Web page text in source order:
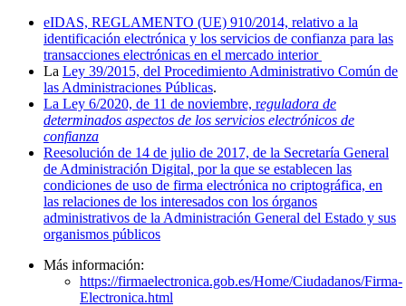
eIDAS, REGLAMENTO (UE) 910/2014, relativo a la
identificación electrónica y los servicios de confianza para las
transacciones electrónicas en el mercado interior
La Ley 39/2015, del Procedimiento Administrativo Común de
las Administraciones Públicas.
La Ley 6/2020, de 11 de noviembre, reguladora de
determinados aspectos de los servicios electrónicos de
confianza
Reesolución de 14 de julio de 2017, de la Secretaría General
de Administración Digital, por la que se establecen las
condiciones de uso de firma electrónica no criptográfica, en
las relaciones de los interesados con los órganos
administrativos de la Administración General del Estado y sus
organismos públicos
Más información:
https://firmaelectronica.gob.es/Home/Ciudadanos/Firma-
Electronica.html